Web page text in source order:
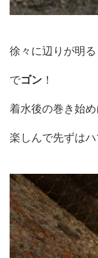
徐々に辺りが明
でゴン ！
着水後の巻き始
楽しんで先ずはハ